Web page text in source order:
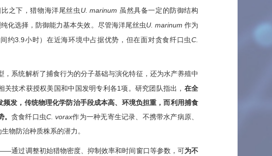
之下，猎物海洋尾丝虫 U. marinum 虽然具备一定的防御结构
化选择，防御能力基本失效。尽管海洋尾丝虫U. marinum 作为
约3.9小时）在近海环境中占据优势，但在面对贪食纤口虫C.
，系统解析了捕食行为的分子基础与演化特征，还为水产养殖中
关技术获授权美国和中国发明专利各1项 。研究团队指出， 在全
发，传统物理化学防治手段成本高、环境负担重，而利用捕食
贪食纤口虫C. vorax作为一种无寄生记录、 不携带水产病原、
生物防治种质株系的潜力。
通过调整初始猎物密度、抑制效率和时间窗口等参数，可为不